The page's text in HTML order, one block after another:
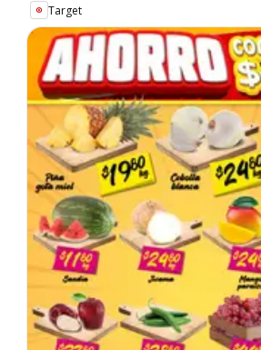
Target